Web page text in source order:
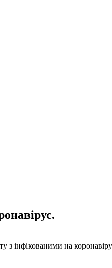
з інфікованими на